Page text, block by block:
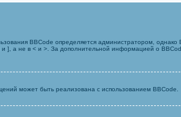
BBCode определяется администратором, однако
], а не в < и >. За дополнительной информацией о
может быть реализована с использованием BBCode.